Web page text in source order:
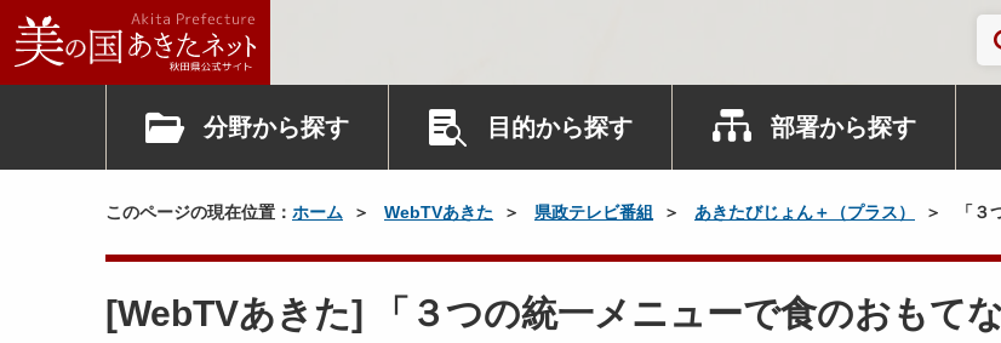
分野から探す 目的から探す 部署から探す
このページの現在位置： ホーム WebTVあきた 県政テレビ番組 あきたびじょん＋（プラス） 「３
[WebTVあきた] 「３つの統一メニューで食のおもてな